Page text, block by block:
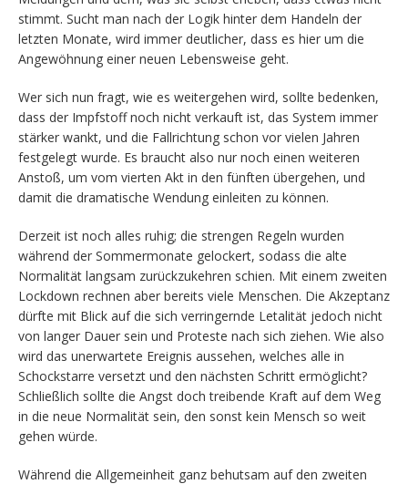
stimmt. Sucht man nach der Logik hinter dem Handeln der
letzten Monate, wird immer deutlicher, dass es hier um die
Angewöhnung einer neuen Lebensweise geht.
Wer sich nun fragt, wie es weitergehen wird, sollte bedenken,
dass der Impfstoff noch nicht verkauft ist, das System immer
stärker wankt, und die Fallrichtung schon vor vielen Jahren
festgelegt wurde. Es braucht also nur noch einen weiteren
Anstoß, um vom vierten Akt in den fünften übergehen, und
damit die dramatische Wendung einleiten zu können.
Derzeit ist noch alles ruhig; die strengen Regeln wurden
während der Sommermonate gelockert, sodass die alte
Normalität langsam zurückzukehren schien. Mit einem zweiten
Lockdown rechnen aber bereits viele Menschen. Die Akzeptanz
dürfte mit Blick auf die sich verringernde Letalität jedoch nicht
von langer Dauer sein und Proteste nach sich ziehen. Wie also
wird das unerwartete Ereignis aussehen, welches alle in
Schockstarre versetzt und den nächsten Schritt ermöglicht?
Schließlich sollte die Angst doch treibende Kraft auf dem Weg
in die neue Normalität sein, den sonst kein Mensch so weit
gehen würde.
Während die Allgemeinheit ganz behutsam auf den zweiten